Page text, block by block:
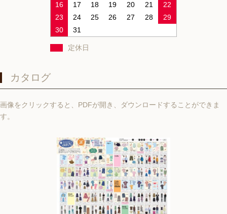
16
17 18 19 20 21
22
23
24 25 26 27 28
29
30
31
定休日
カタログ
画像をクリックすると、PDFが開き、ダウンロードすることができま
す。